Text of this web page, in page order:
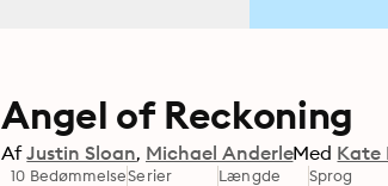
Angel of Reckoning
Af Justin Sloan Michael AnderleMed Kate
10 BedømmelseSerier Længde Sprog